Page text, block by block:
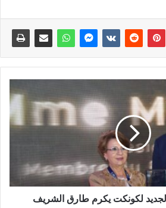
الجديد لكونكت يكرم طارق الشريف